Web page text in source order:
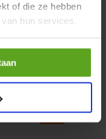
of die ze hebben
hun services.
DIN912
+